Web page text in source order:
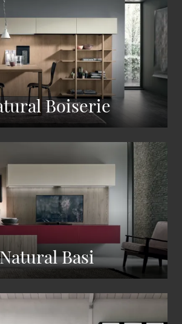
Boiserie
Basi